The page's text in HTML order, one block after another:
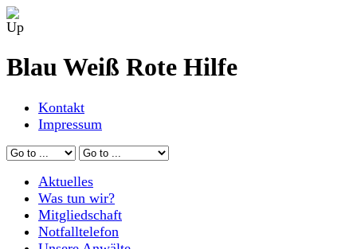
Blau Weiß Rote Hilfe
Kontakt
Impressum
Aktuelles
Was tun wir?
Mitgliedschaft
Notfalltelefon